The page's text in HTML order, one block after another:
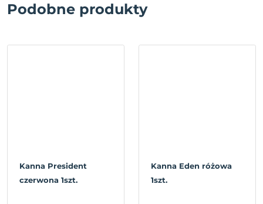
Podobne produkty
Kanna President
czerwona 1szt.
Kanna Eden różowa
1szt.